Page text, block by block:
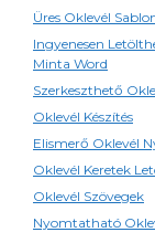
Üres Oklevél
Ingyenesen
Minta Word
Szerkeszthető
Oklevél Készítés
Elismerő Oklevél
Oklevél Keretek
Oklevél Szövegek
Nyomtatható